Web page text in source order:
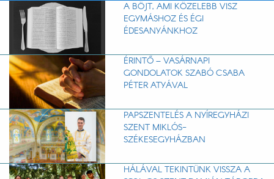
A BÖJT, AMI KÖZELEBB VISZ
EGYMÁSHOZ ÉS ÉGI
ÉDESANYÁNKHOZ
ÉRINTŐ – VASÁRNAPI
GONDOLATOK SZABÓ CSABA
PÉTER ATYÁVAL
PAPSZENTELÉS A NYÍREGYHÁZI
SZENT MIKLÓS-
SZÉKESEGYHÁZBAN
HÁLÁVAL TEKINTÜNK VISSZA A